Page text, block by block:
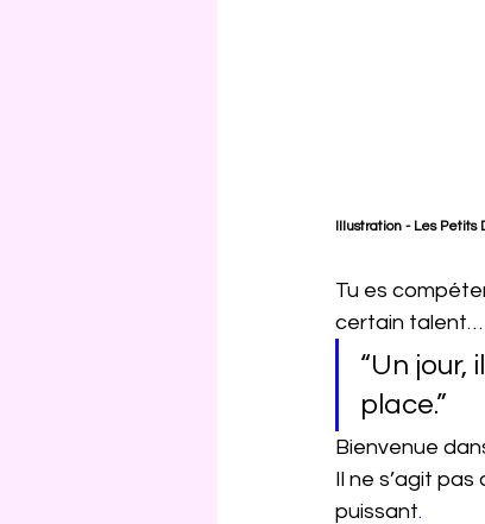
Illustration - Les Petits
Tu es
certain talent…
“Un jour,
place.”
Bienvenue
Il ne s’agit
puissant.